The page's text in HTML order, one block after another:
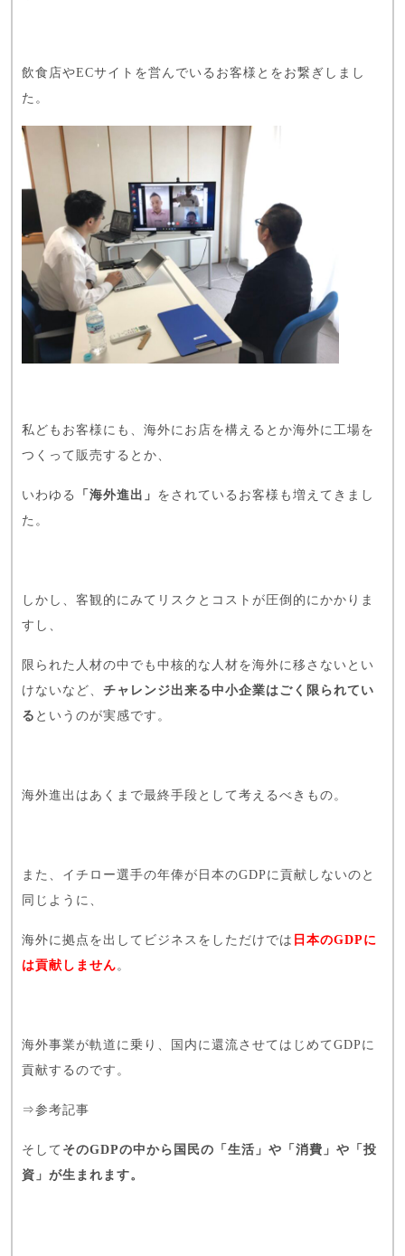
飲食店やECサイトを営んでいるお客様とをお繋ぎしまし
た。
私どもお客様にも、海外にお店を構えるとか海外に工場を
つくって販売するとか、
いわゆる 「海外進出」 をされているお客様も増えてきまし
た。
しかし、客観的にみてリスクとコストが圧倒的にかかりま
すし、
限られた人材の中でも中核的な人材を海外に移さないとい
けないなど、 チャレンジ出来る中小企業はごく限られてい
る というのが実感です。
海外進出はあくまで最終手段として考えるべきもの。
また、イチロー選手の年俸が日本のGDPに貢献しないのと
同じように、
海外に拠点を出してビジネスをしただけでは 日本のGDPに
は貢献しません 。
海外事業が軌道に乗り、国内に還流させてはじめてGDPに
貢献するのです。
⇒参考記事
そして そのGDPの中から国民の「生活」や「消費」や「投
資」が生まれます。